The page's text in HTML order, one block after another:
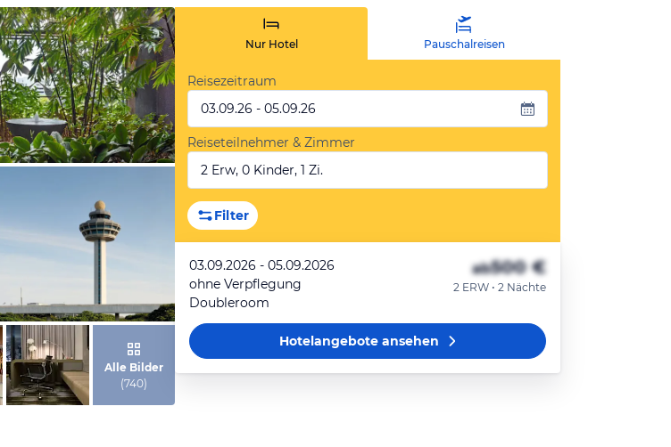
Alle Bilder
(740)
Nur Hotel Pauschalreisen
Reisezeitraum
03.09.26 - 05.09.26
Reiseteilnehmer & Zimmer
2 Erw, 0 Kinder, 1 Zi.
Filter
03.09.2026 - 05.09.2026
ohne Verpflegung
Doubleroom
ab500 €
2 ERW • 2 Nächte
Hotelangeboteansehen